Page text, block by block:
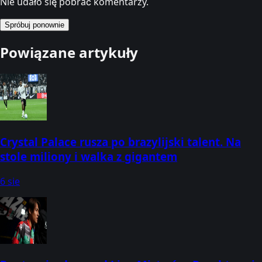
Spróbuj ponownie
Powiązane artykuły
Crystal Palace rusza po brazylijski talent. Na
stole miliony i walka z gigantem
6 sie